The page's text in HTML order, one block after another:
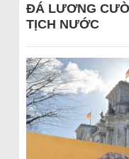
ĐÁ LƯƠNG
TỊCH NƯỚC